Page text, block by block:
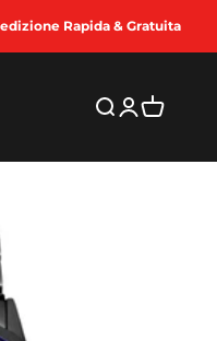
Rapida & Gratuita
Recherche
Connexion
Panier